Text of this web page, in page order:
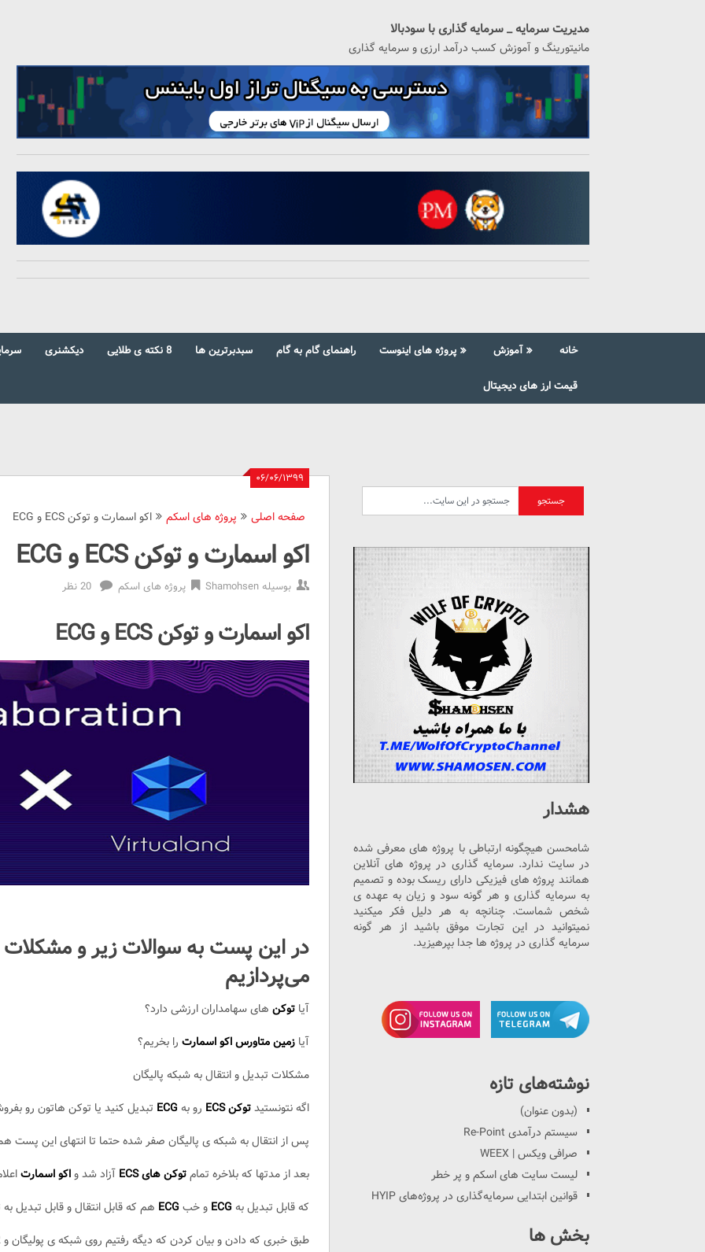
مدیریت سرمایه _ سرمایه گذاری با سودبالا
مانیتورینگ و آموزش کسب درآمد ارزی و سرمایه گذاری
خانه آموزش پروژه های اینوست راهنمای گام به گام سبدبرترین ها 8 نکته ی طلایی دیکشنری
قیمت ارز های دیجیتال
۰۶/۰۶/۱۳۹۹
صفحه اصلی پروژه های اسکم اکو اسمارت و توکن ECS و ECG
اکو اسمارت و توکن ECS و ECG
بوسیلهShamohsen پروژه های اسکم 20 نظر
اکو اسمارت و توکن ECS و ECG
در این پست به سوالات زیر و مشکلات
می‌پردازیم
آیا توکن های سهامداران ارزشی دارد؟
آیا زمین متاورساکو اسمارت را بخریم؟
مشکلات تبدیل و انتقال به شبکه پالیگان
اگه نتونستیدتوکن ECS رو به ECG تبدیل کنید یا توکن هاتون رو
پس از انتقال به شبکه ی پالیگان صفر شده حتما تا انتهای این پست
بعد از مدتها که بلاخره تمامتوکن های ECS آزاد شد واکو اسمارت
که قابل تبدیل به ECG و خب ECG هم که قابل انتقال و قابل تبدیل
طبق خبری که دادن و بیان کردن که دیگه رفتیم روی شبکه ی پولیگان و 2 روز وقت دارین
هشدار
شامحسن هیچگونه ارتباطی با پروژه های معرفی شده
در سایت ندارد. سرمایه گذاری در پروژه های آنلاین
همانند پروژه های فیزیکی دارای ریسک بوده و تصمیم
به سرمایه گذاری و هر گونه سود و زیان به عهده ی
شخص شماست. چنانچه به هر دلیل فکر میکنید
نمیتوانید در این تجارت موفق باشید از هر گونه
سرمایه گذاری در پروژه ها جدا بپرهیزید.
نوشته‌های تازه
(بدون عنوان)
سیستم درآمدی Re-Point
صرافی ویکس | WEEX
لیست سایت های اسکم و پر خطر
قوانین ابتدایی سرمایه‌گذاری در پروژه‌های HYIP
بخش ها